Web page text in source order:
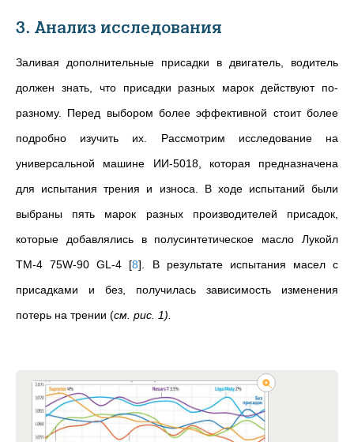
3. Анализ исследования
Заливая дополнительные присадки в двигатель, водитель
должен знать, что присадки разных марок действуют по-
разному. Перед выбором более эффективной стоит более
подробно изучить их. Рассмотрим исследование на
универсальной машине ИИ-5018, которая предназначена
для испытания трения и износа. В ходе испытаний были
выбраны пять марок разных производителей присадок,
которые добавлялись в полусинтетическое масло Лукойл
ТМ‑4 75W‑90 GL‑4 [8] . В результате испытания масел с
присадками и без, получилась зависимость изменения
потерь на трении (см. рис. 1)